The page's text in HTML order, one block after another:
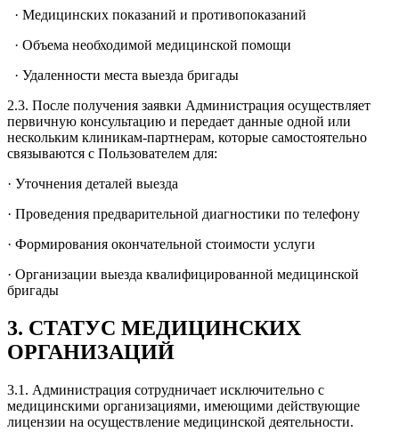
· Медицинских показаний и противопоказаний
· Объема необходимой медицинской помощи
· Удаленности места выезда бригады
2.3. После получения заявки Администрация осуществляет
первичную консультацию и передает данные одной или
нескольким клиникам-партнерам, которые самостоятельно
связываются с Пользователем для:
· Уточнения деталей выезда
· Проведения предварительной диагностики по телефону
· Формирования окончательной стоимости услуги
· Организации выезда квалифицированной медицинской
бригады
3. СТАТУС МЕДИЦИНСКИХ
ОРГАНИЗАЦИЙ
3.1. Администрация сотрудничает исключительно с
медицинскими организациями, имеющими действующие
лицензии на осуществление медицинской деятельности.